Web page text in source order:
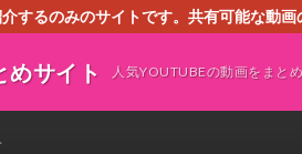
するのみのサイトです。共有可能な動
めサイト 人気YOUTUBEの動画をまと